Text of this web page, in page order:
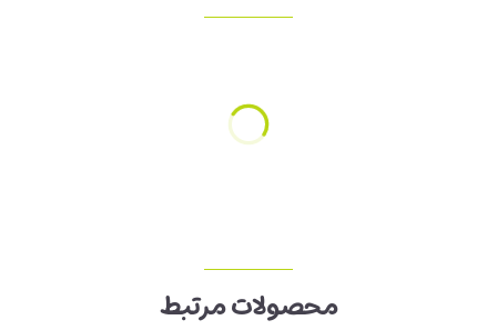
محصولات مرتبط